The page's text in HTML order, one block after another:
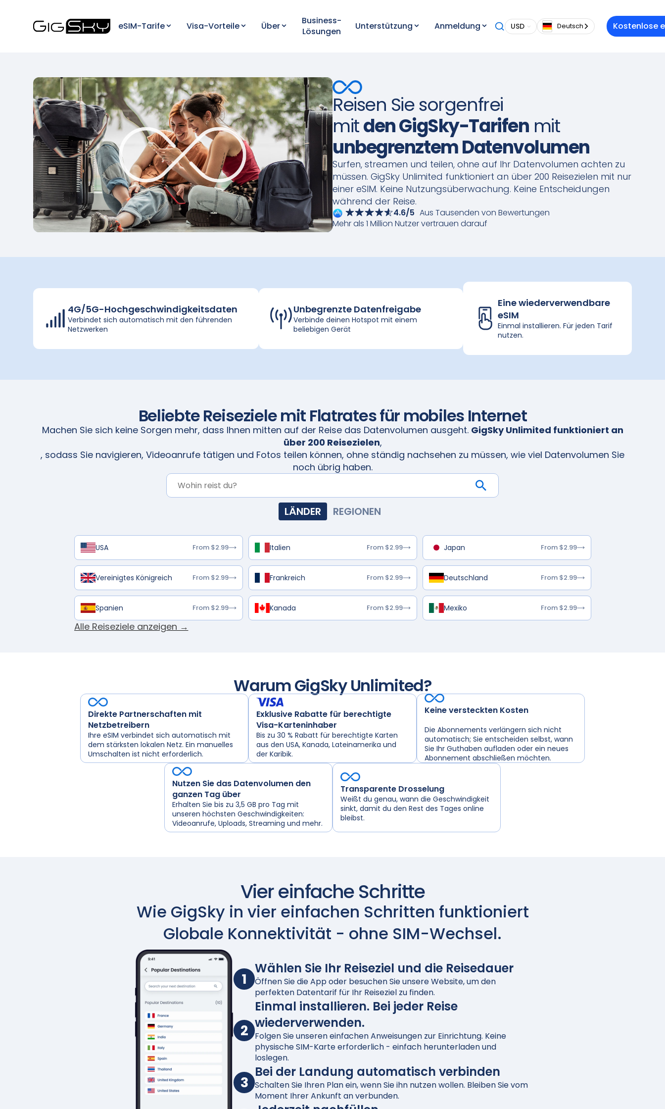
eSIM-Tarife Visa-Vorteile Über
Business-
Lösungen
Unterstützung Anmeldung USD Deutsch Kostenlose
Reisen Sie sorgenfrei
mitden GigSky-Tarifen mit
unbegrenztem Datenvolumen
Surfen, streamen und teilen, ohne auf Ihr Datenvolumen achten zu
müssen. GigSky Unlimited funktioniert an über 200 Reisezielen mit nur
einer eSIM. Keine Nutzungsüberwachung. Keine Entscheidungen
während der Reise.
4.6/5 Aus Tausenden von Bewertungen
Mehr als 1 Million Nutzer vertrauen darauf
4G/5G-Hochgeschwindigkeitsdaten
Verbindet sich automatisch mit den führenden
Netzwerken
Unbegrenzte Datenfreigabe
Verbinde deinen Hotspot mit einem
beliebigen Gerät
Eine wiederverwendbare
eSIM
Einmal installieren. Für jeden Tarif
nutzen.
Beliebte Reiseziele mit Flatrates für mobiles Internet
Machen Sie sich keine Sorgen mehr, dass Ihnen mitten auf der Reise das Datenvolumen ausgeht. GigSky Unlimited funktioniert an
über 200 Reisezielen,
, sodass Sie navigieren, Videoanrufe tätigen und Fotos teilen können, ohne ständig nachsehen zu müssen, wie viel Datenvolumen Sie
noch übrig haben.
LÄNDER REGIONEN
USA From $2.99 Italien From $2.99 Japan From $2.99
Vereinigtes Königreich From $2.99 Frankreich From $2.99 Deutschland From $2.99
Spanien From $2.99 Kanada From $2.99 Mexiko From $2.99
Alle Reiseziele anzeigen →
Warum GigSky Unlimited?
Direkte Partnerschaften mit
Netzbetreibern
Ihre eSIM verbindet sich automatisch mit
dem stärksten lokalen Netz. Ein manuelles
Umschalten ist nicht erforderlich.
Exklusive Rabatte für berechtigte
Visa-Karteninhaber
Bis zu 30 % Rabatt für berechtigte Karten
aus den USA, Kanada, Lateinamerika und
der Karibik.
Keine versteckten Kosten
Die Abonnements verlängern sich nicht
automatisch; Sie entscheiden selbst, wann
Sie Ihr Guthaben aufladen oder ein neues
Abonnement abschließen möchten.
Nutzen Sie das Datenvolumen den
ganzen Tag über
Erhalten Sie bis zu 3,5 GB pro Tag mit
unseren höchsten Geschwindigkeiten:
Videoanrufe, Uploads, Streaming und mehr.
Transparente Drosselung
Weißt du genau, wann die Geschwindigkeit
sinkt, damit du den Rest des Tages online
bleibst.
Vier einfache Schritte
Wie GigSky in vier einfachen Schritten funktioniert
Globale Konnektivität - ohne SIM-Wechsel.
1
Wählen Sie Ihr Reiseziel und die Reisedauer
Öffnen Sie die App oder besuchen Sie unsere Website, um den
perfekten Datentarif für Ihr Reiseziel zu finden.
2
Einmal installieren. Bei jeder Reise
wiederverwenden.
Folgen Sie unseren einfachen Anweisungen zur Einrichtung. Keine
physische SIM-Karte erforderlich - einfach herunterladen und
loslegen.
3
Bei der Landung automatisch verbinden
Schalten Sie Ihren Plan ein, wenn Sie ihn nutzen wollen. Bleiben Sie vom
Moment Ihrer Ankunft an verbunden.